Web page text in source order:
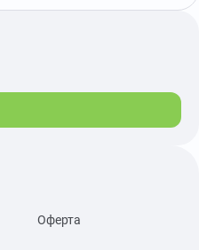
Оферта